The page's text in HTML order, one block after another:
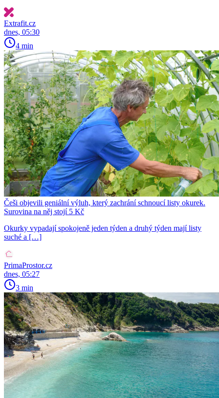
Extrafit.cz
dnes, 05:30
4 min
Češi objevili geniální výluh, který zachrání schnoucí listy okurek.
Surovina na něj stojí 5 Kč
Okurky vypadají spokojeně jeden týden a druhý týden mají listy
suché a […]
PrimaProstor.cz
dnes, 05:27
3 min